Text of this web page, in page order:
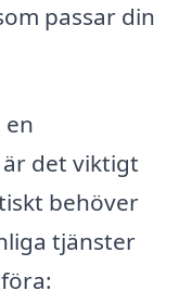
passar din
det viktigt
behöver
tjänster